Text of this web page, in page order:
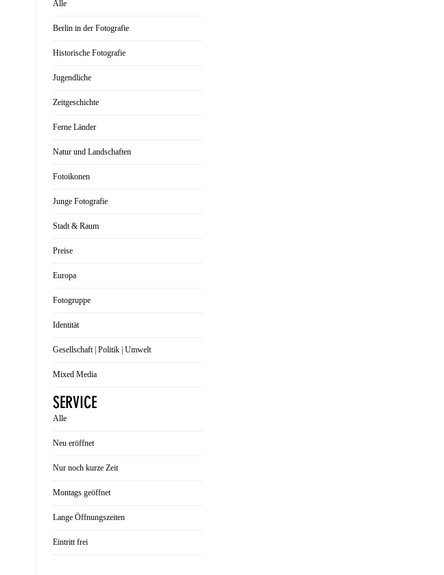
Alle
Berlin in der Fotografie
Historische Fotografie
Jugendliche
Zeitgeschichte
Ferne Länder
Natur und Landschaften
Fotoikonen
Junge Fotografie
Stadt & Raum
Preise
Europa
Fotogruppe
Identität
Gesellschaft | Politik | Umwelt
Mixed Media
SERVICE
Alle
Neu eröffnet
Nur noch kurze Zeit
Montags geöffnet
Lange Öffnungszeiten
Eintritt frei